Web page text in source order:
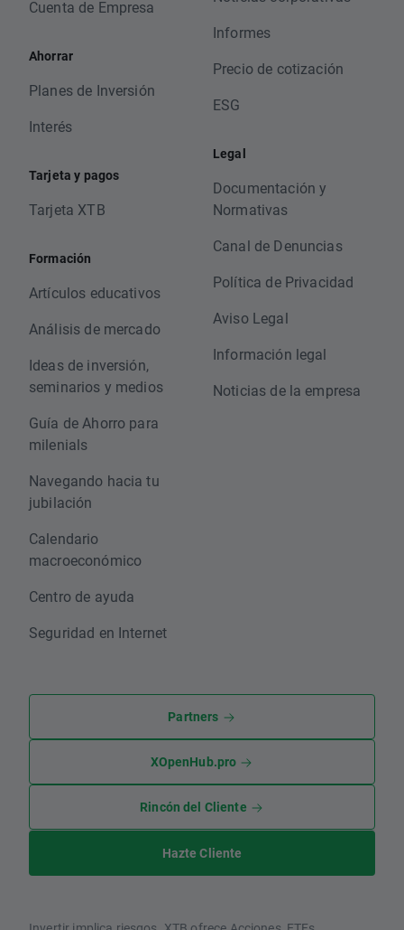
Cuenta de Empresa
Ahorrar
Planes de Inversión
Interés
Tarjeta y pagos
Tarjeta XTB
Formación
Artículos educativos
Análisis de mercado
Ideas de inversión,
seminarios y medios
Guía de Ahorro para
milenials
Navegando hacia tu
jubilación
Calendario
macroeconómico
Centro de ayuda
Seguridad en Internet
Informes
Precio de cotización
ESG
Legal
Documentación y
Normativas
Canal de Denuncias
Política de Privacidad
Aviso Legal
Información legal
Noticias de la empresa
Partners
XOpenHub.pro
Rincón del Cliente
Hazte Cliente